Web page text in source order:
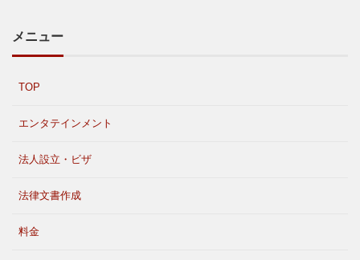
メニュー
TOP
エンタテインメント
法人設立・ビザ
法律文書作成
料金